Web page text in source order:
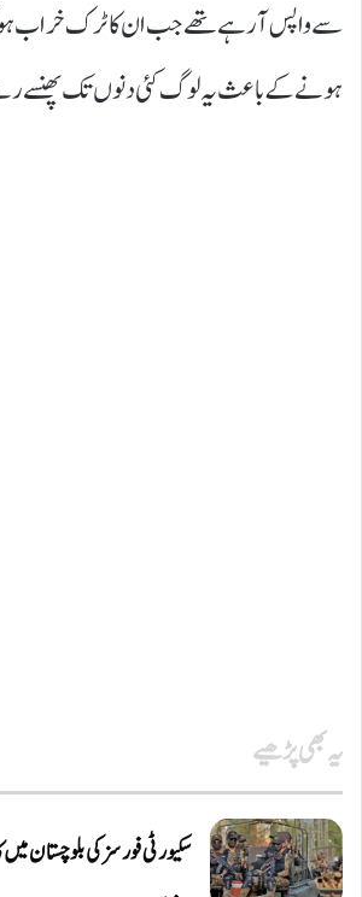
سے واپس آ رہے تھے جب ان کا ٹرک خراب
ہونے کے باعث یہ لوگ کئی دنوں تک پھنسے
یہ بھی پڑھیے